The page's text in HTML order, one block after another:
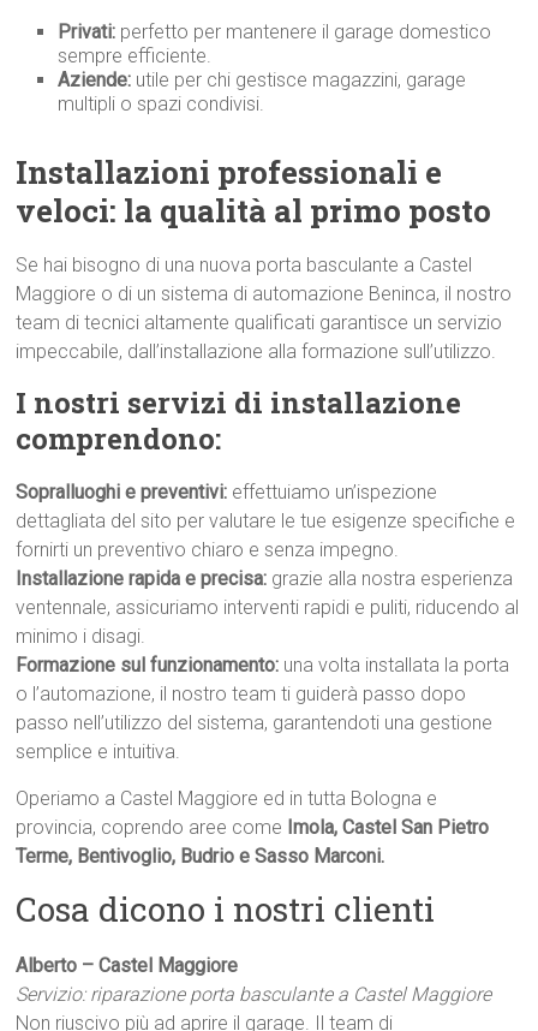
Privati: perfetto per mantenere il garage domestico
sempre efficiente.
Aziende: utile per chi gestisce magazzini, garage
multipli o spazi condivisi.
Installazioni professionali e
veloci: la qualità al primo posto
Se hai bisogno di una nuova porta basculante a Castel
Maggiore o di un sistema di automazione Beninca, il nostro
team di tecnici altamente qualificati garantisce un servizio
impeccabile, dall’installazione alla formazione sull’utilizzo.
I nostri servizi di installazione
comprendono:
Sopralluoghi e preventivi: effettuiamo un’ispezione
dettagliata del sito per valutare le tue esigenze specifiche e
fornirti un preventivo chiaro e senza impegno.
Installazione rapida e precisa: grazie alla nostra esperienza
ventennale, assicuriamo interventi rapidi e puliti, riducendo al
minimo i disagi.
Formazione sul funzionamento: una volta installata la porta
o l’automazione, il nostro team ti guiderà passo dopo
passo nell’utilizzo del sistema, garantendoti una gestione
semplice e intuitiva.
Operiamo a Castel Maggiore ed in tutta Bologna e
provincia, coprendo aree come Imola, Castel San Pietro
Terme, Bentivoglio, Budrio e Sasso Marconi.
Cosa dicono i nostri clienti
Alberto – Castel Maggiore
Servizio: riparazione porta basculante a Castel Maggiore
Non riuscivo più ad aprire il garage. Il team di